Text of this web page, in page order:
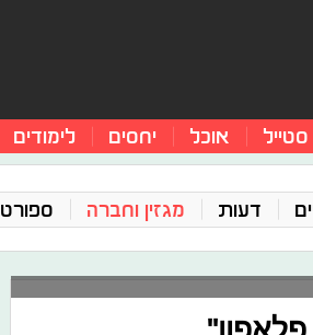
סטייל אוכל יחסים לימודים
דעות מגזין וחברה ספורט